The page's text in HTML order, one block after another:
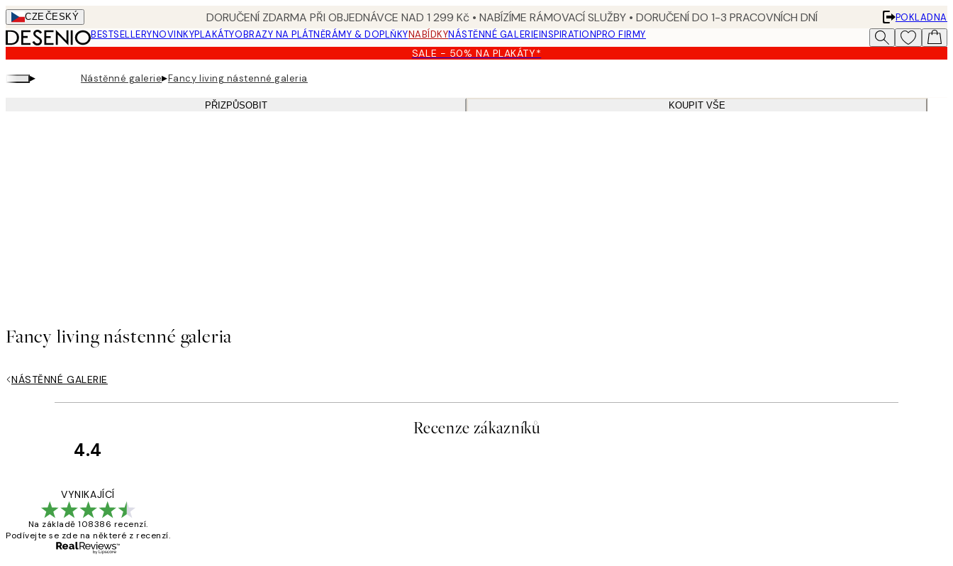
Skip
to
main
content.
CZEČESKÝ DORUČENÍ ZDARMA PŘI OBJEDNÁVCE NAD 1 299 Kč • NABÍZÍME RÁMOVACÍ SLUŽBY • DORUČENÍ DO 1-3 PRACOVNÍCH DNÍ
POKLADNA
BESTSELLERYNOVINKYPLAKÁTYOBRAZY NA PLÁTNĚRÁMY & DOPLŇKYNABÍDKYNÁSTĚNNÉ GALERIEINSPIRATIONPRO FIRMY
SALE - 50% NA PLAKÁTY*
▸ Nástěnné galerie▸Fancy living nástenné galeria
PŘIZPŮSOBIT KOUPIT VŠE
Fancy living nástenné galeria
NÁSTĚNNÉ GALERIE
Recenze zákazníků
4.4
VYNIKAJÍCÍ
Na základě 108386 recenzí.
Podívejte se zde na některé z recenzí.